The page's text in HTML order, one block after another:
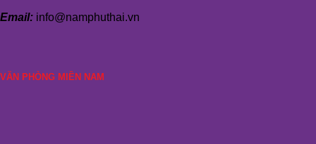
Email: info@namphuthai.vn
VĂN PHÒNG MIỀN NAM